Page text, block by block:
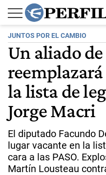
JUNTOS POR EL CAMBIO
Un aliado
la lista de
Jorge Macri
El diputado Facundo
lugar vacante en la
cara a las PASO.
Martín Lousteau